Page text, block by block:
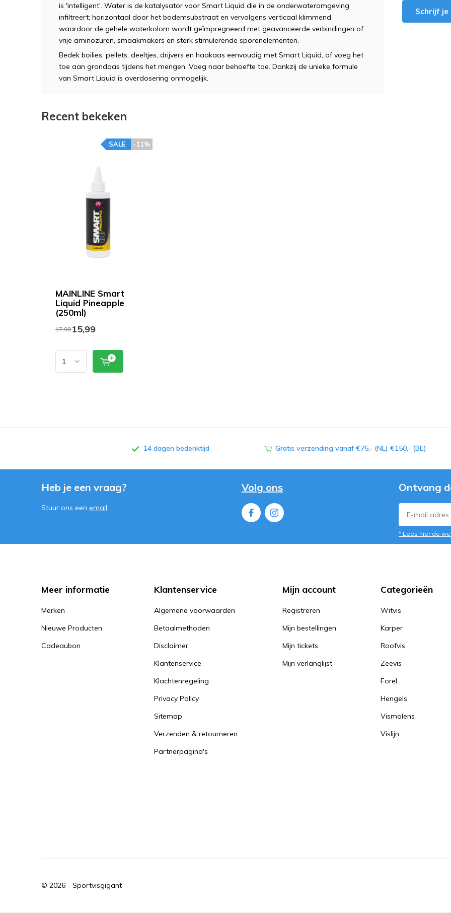
is 'intelligent'. Water is de katalysator voor Smart Liquid die in de onderwateromgeving
infiltreert; horizontaal door het bodemsubstraat en vervolgens verticaal klimmend,
waardoor de gehele waterkolom wordt geïmpregneerd met geavanceerde verbindingen of
vrije aminozuren, smaakmakers en sterk stimulerende sporenelementen.
Bedek boilies, pellets, deeltjes, drijvers en haakaas eenvoudig met Smart Liquid, of voeg het
toe aan grondaas tijdens het mengen. Voeg naar behoefte toe. Dankzij de unieke formule
van Smart Liquid is overdosering onmogelijk.
Schrijf
Recent bekeken
MAINLINE Smart
Liquid Pineapple
(250ml)
-11%
SALE
17,9915,99
14 dagen bedenktijd Gratis verzending vanaf €75,- (NL) €150,- (BE)
Heb je een vraag?
Stuur ons een email
Volg ons Ontvang
* Lees hier de
Meer informatie
Merken
Nieuwe Producten
Cadeaubon
Klantenservice
Algemene voorwaarden
Betaalmethoden
Disclaimer
Klantenservice
Klachtenregeling
Privacy Policy
Sitemap
Verzenden & retourneren
Partnerpagina's
Mijn account
Registreren
Mijn bestellingen
Mijn tickets
Mijn verlanglijst
Categorieën
Witvis
Karper
Roofvis
Zeevis
Forel
Hengels
Vismolens
Vislijn
© 2026 - Sportvisgigant